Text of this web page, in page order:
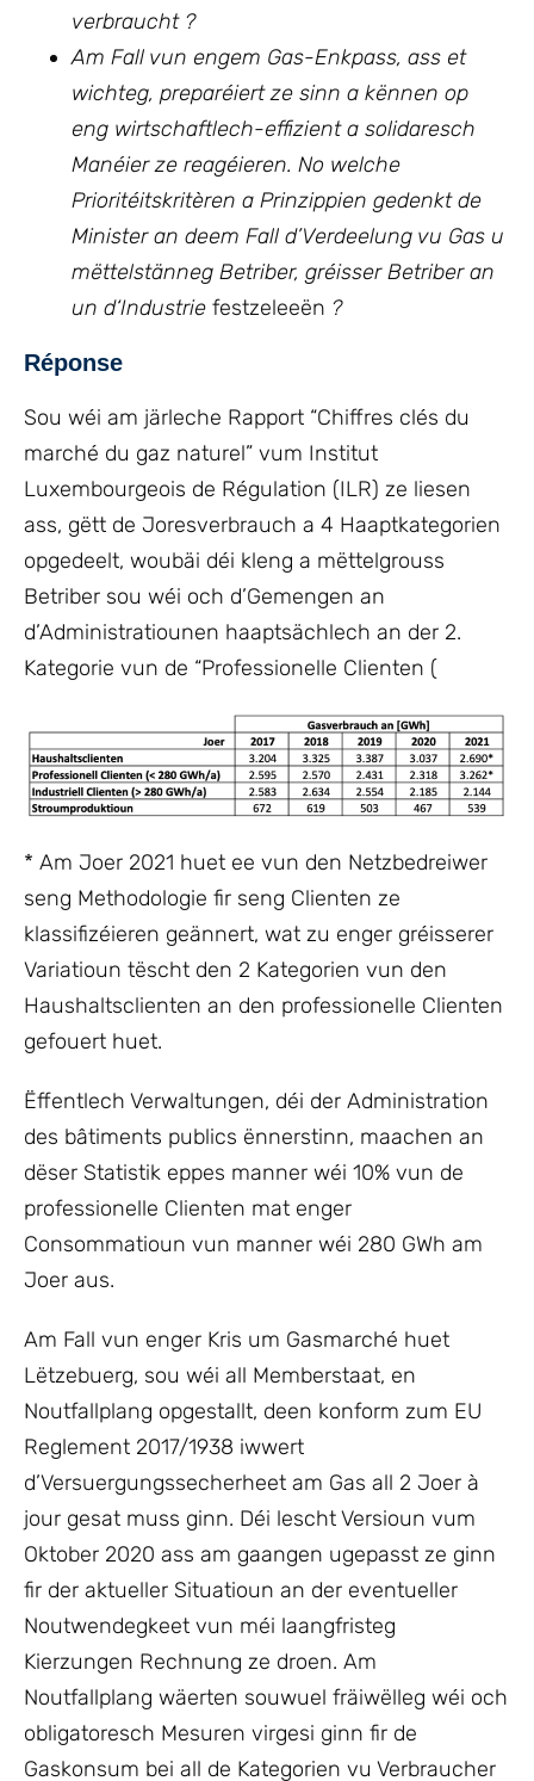
verbraucht ?
Am Fall vun engem Gas-Enkpass, ass et
wichteg, preparéiert ze sinn a kënnen op
eng wirtschaftlech-effizient a solidaresch
Manéier ze reagéieren. No welche
Prioritéitskritèren a Prinzippien gedenkt de
Minister an deem Fall d’Verdeelung vu Gas u
mëttelstänneg Betriber, gréisser Betriber an
un d‘Industrie festzeleeën ?
Réponse
Sou wéi am järleche Rapport “Chiffres clés du
marché du gaz naturel” vum Institut
Luxembourgeois de Régulation (ILR) ze liesen
ass, gëtt de Joresverbrauch a 4 Haaptkategorien
opgedeelt, woubäi déi kleng a mëttelgrouss
Betriber sou wéi och d’Gemengen an
d’Administratiounen haaptsächlech an der 2.
Kategorie vun de “Professionelle Clienten (
* Am Joer 2021 huet ee vun den Netzbedreiwer
seng Methodologie fir seng Clienten ze
klassifizéieren geännert, wat zu enger gréisserer
Variatioun tëscht den 2 Kategorien vun den
Haushaltsclienten an den professionelle Clienten
gefouert huet.
Ëffentlech Verwaltungen, déi der Administration
des bâtiments publics ënnerstinn, maachen an
dëser Statistik eppes manner wéi 10% vun de
professionelle Clienten mat enger
Consommatioun vun manner wéi 280 GWh am
Joer aus.
Am Fall vun enger Kris um Gasmarché huet
Lëtzebuerg, sou wéi all Memberstaat, en
Noutfallplang opgestallt, deen konform zum EU
Reglement 2017/1938 iwwert
d’Versuergungssecherheet am Gas all 2 Joer à
jour gesat muss ginn. Déi lescht Versioun vum
Oktober 2020 ass am gaangen ugepasst ze ginn
fir der aktueller Situatioun an der eventueller
Noutwendegkeet vun méi laangfristeg
Kierzungen Rechnung ze droen. Am
Noutfallplang wäerten souwuel fräiwëlleg wéi och
obligatoresch Mesuren virgesi ginn fir de
Gaskonsum bei all de Kategorien vu Verbraucher